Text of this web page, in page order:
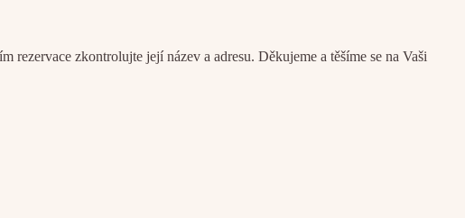
zkontrolujte její název a adresu. Děkujeme a těšíme se na Vaši